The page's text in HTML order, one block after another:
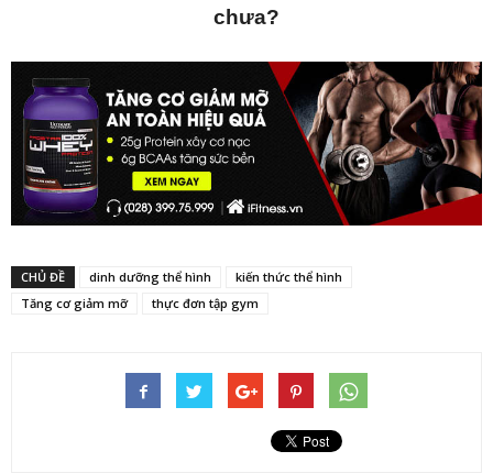
chưa?
CHỦ ĐỀ dinh dưỡng thể hình
kiến thức thể hình
Tăng cơ giảm mỡ
thực đơn tập gym